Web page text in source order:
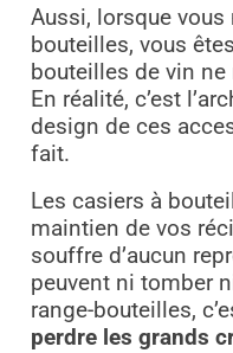
Aussi, lorsque vous
bouteilles, vous
bouteilles de vin
En réalité, c’est
design de ces
fait.
Les casiers à
maintien de vos
souffre d’aucun
peuvent ni tomber
range-bouteilles,
perdre les grands